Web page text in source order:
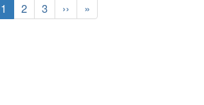
Current
page
1 Page
2 Page
3
Следна
страна
››
Last
page
»